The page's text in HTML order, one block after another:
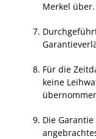
Merkel über.
Für die
keine
Die